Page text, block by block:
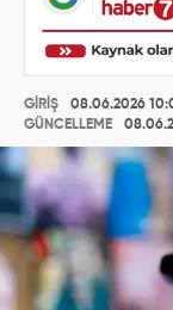
GİRİŞ
08.06.2026
GÜNCELLEME